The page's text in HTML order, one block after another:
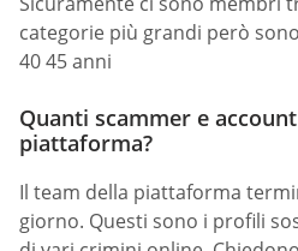
categorie più grandi però
40 45 anni
Quanti scammer e
piattaforma?
Il team della piattaforma
giorno. Questi sono i profili